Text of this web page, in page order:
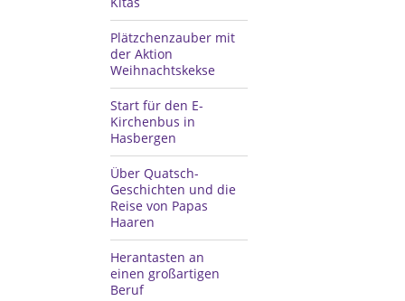
Plätzchenzauber mit
der Aktion
Weihnachtskekse
Start für den E-
Kirchenbus in
Hasbergen
Über Quatsch-
Geschichten und die
Reise von Papas
Haaren
Herantasten an
einen großartigen
Beruf